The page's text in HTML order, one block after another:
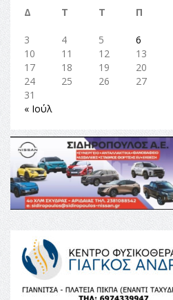
Δ
Τ Τ Π
3
4 5 6
10
11 12 13
17
18 19 20
24
25 26 27
31
« Ιούλ